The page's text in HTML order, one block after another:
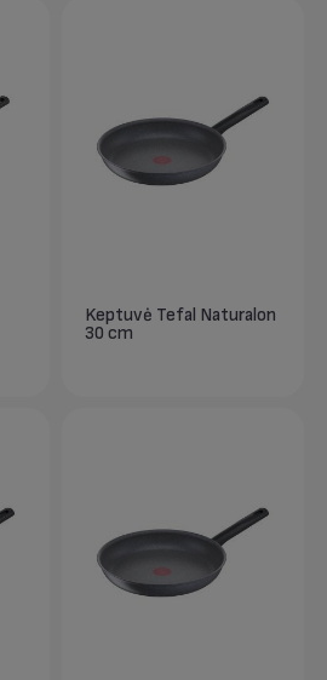
Keptuvė Tefal Naturalon
30 cm